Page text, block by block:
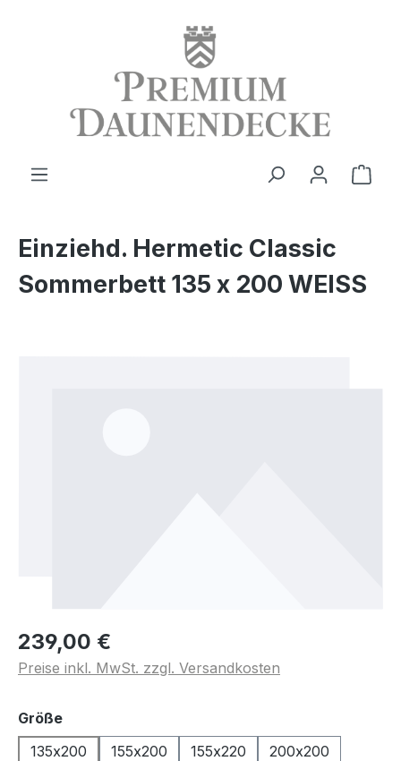
Einziehd. Hermetic Classic
Sommerbett 135 x 200 WEISS
239,00 €
Preise inkl. MwSt. zzgl. Versandkosten
Größeauswählen
135x200
155x200 155x220
200x200